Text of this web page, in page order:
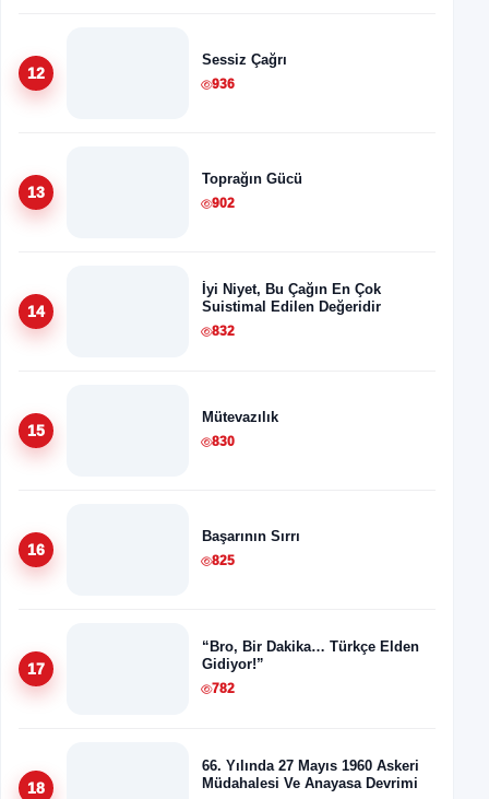
12
Sessiz Çağrı
936
13
Toprağın Gücü
902
14
İyi Niyet, Bu Çağın En Çok
Suistimal Edilen Değeridir
832
15
Mütevazılık
830
16
Başarının Sırrı
825
17
“Bro, Bir Dakika… Türkçe Elden
Gidiyor!”
782
18
66. Yılında 27 Mayıs 1960 Askeri
Müdahalesi Ve Anayasa Devrimi